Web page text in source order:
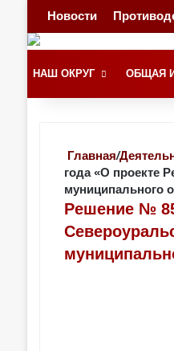
Новости
НАШ ОКРУГ ОБЩАЯ
Главная/
года «О проекте
муниципального
Решение №